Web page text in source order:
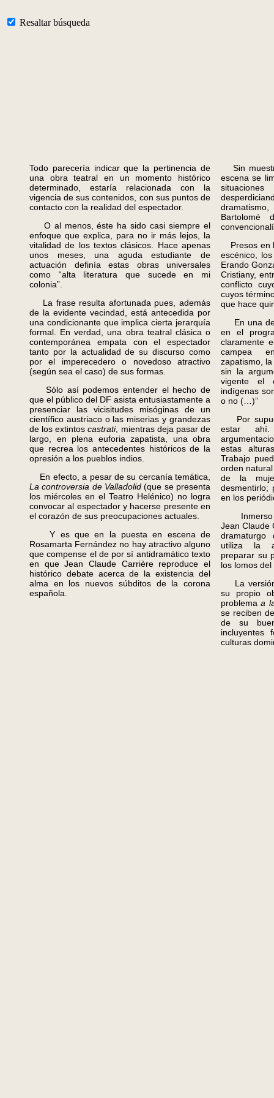
Resaltar búsqueda
Todo parecería indicar que la pertinencia de
una obra teatral en un momento histórico
determinado, estaría relacionada con la
vigencia de sus contenidos, con sus puntos de
contacto con la realidad del espectador.
O al menos, éste ha sido casi siempre el
enfoque que explica, para no ir más lejos, la
vitalidad de los textos clásicos. Hace apenas
unos meses, una aguda estudiante de
actuación definía estas obras universales
como “alta literatura que sucede en mi
colonia”.
La frase resulta afortunada pues, además
de la evidente vecindad, está antecedida por
una condicionante que implica cierta jerarquía
formal. En verdad, una obra teatral clásica o
contemporánea empata con el espectador
tanto por la actualidad de su discurso como
por el imperecedero o novedoso atractivo
(según sea el caso) de sus formas.
Sólo así podemos entender el hecho de
que el público del DF asista entusiastamente a
presenciar las vicisitudes misóginas de un
científico austriaco o las miserias y grandezas
de los extintoscastrati, mientras deja pasar de
largo, en plena euforia zapatista, una obra
que recrea los antecedentes históricos de la
opresión a los pueblos indios.
En efecto, a pesar de su cercanía temática,
La controversia de Valladolid(que se presenta
los miércoles en el Teatro Helénico) no logra
convocar al espectador y hacerse presente en
el corazón de sus preocupaciones actuales.
Y es que en la puesta en escena de
Rosamarta Fernández no hay atractivo alguno
que compense el de por sí antidramático texto
en que Jean Claude Carrière reproduce el
histórico debate acerca de la existencia del
alma en los nuevos súbditos de la corona
española.
Sin
escena se
Presos en
escénico,
Erando
Cristiany,
conflicto
cuyos
que hace
En una
en el
claramente
campea
zapatismo,
sin la
vigente el
indígenas
o no (…)”
Por
estar
estas
Trabajo
orden
de la
desmentirlo;
en los
Inmerso
Jean Claude
utiliza la
preparar su
los lomos
La versión
su propio
problemaa
se reciben
de su
incluyentes
culturas